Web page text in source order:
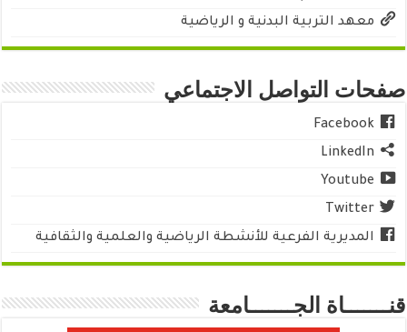
معهد التربية البدنية و الرياضية
صفحات التواصل الاجتماعي
Facebook
LinkedIn
Youtube
Twitter
المديرية الفرعية للأنشطة الرياضية والعلمية والثقافية
قنـــــــاة الجـــــــامعة